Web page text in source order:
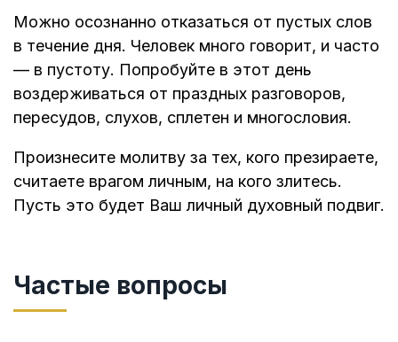
Можно осознанно отказаться от пустых слов
в течение дня. Человек много говорит, и часто
— в пустоту. Попробуйте в этот день
воздерживаться от праздных разговоров,
пересудов, слухов, сплетен и многословия.
Произнесите молитву за тех, кого презираете,
считаете врагом личным, на кого злитесь.
Пусть это будет Ваш личный духовный подвиг.
Частые вопросы